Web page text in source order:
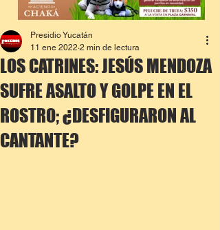
LOS CATRINES: JESÚS MENDOZA
SUFRE ASALTO Y GOLPE EN EL
ROSTRO; ¿DESFIGURARON AL
CANTANTE?
Presidio Yucatán
11 ene 2022 2 min de lectura